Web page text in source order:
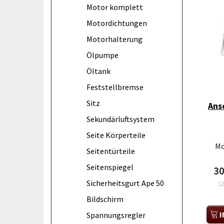
Motor komplett
Motordichtungen
Motorhalterung
Ölpumpe
Öltank
Feststellbremse
Sitz
Sekundärluftsystem
Seite Körperteile
Seitentürteile
Seitenspiegel
Sicherheitsgurt Ape 50
Bildschirm
Spannungsregler
(